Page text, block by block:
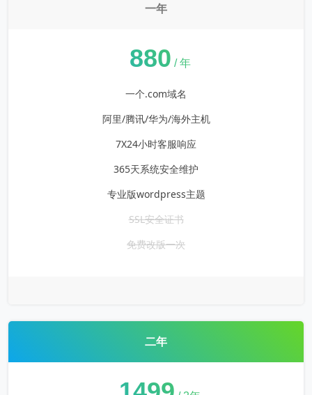
一年
880 / 年
一个.com域名
阿里/腾讯/华为/海外主机
7X24小时客服响应
365天系统安全维护
专业版wordpress主题
SSL安全证书
免费改版一次
二年